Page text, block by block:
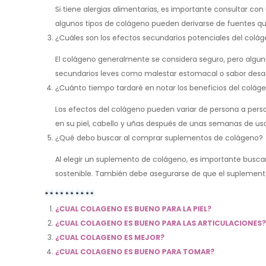
Si tiene alergias alimentarias, es importante consultar
algunos tipos de colágeno pueden derivarse de fuentes
¿Cuáles son los efectos secundarios potenciales del
El colágeno generalmente se considera seguro, pero
secundarios leves como malestar estomacal o sabor
¿Cuánto tiempo tardaré en notar los beneficios del
Los efectos del colágeno pueden variar de persona a
en su piel, cabello y uñas después de unas semanas de
¿Qué debo buscar al comprar suplementos de colágeno?
Al elegir un suplemento de colágeno, es importante
sostenible. También debe asegurarse de que el
¿CUAL COLAGENO ES BUENO PARA LA PIEL?
¿CUAL COLAGENO ES BUENO PARA LAS ARTICULACIONES?
¿CUAL COLAGENO ES MEJOR?
¿CUAL COLAGENO ES BUENO PARA TOMAR?